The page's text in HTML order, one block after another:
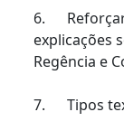
6. Reforçar
explicações
Regência e
7. Tipos